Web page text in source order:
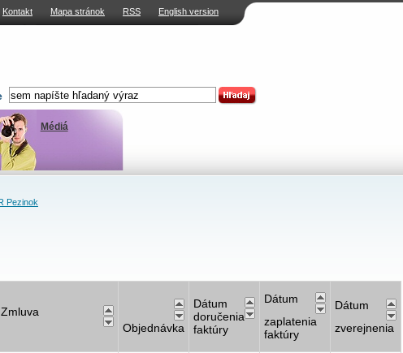
Kontakt Mapa stránok RSS English version
Médiá
Pezinok
Zmluva
Objednávka
Dátum
doručenia
faktúry
Dátum
zaplatenia
faktúry
Dátum
zverejnenia